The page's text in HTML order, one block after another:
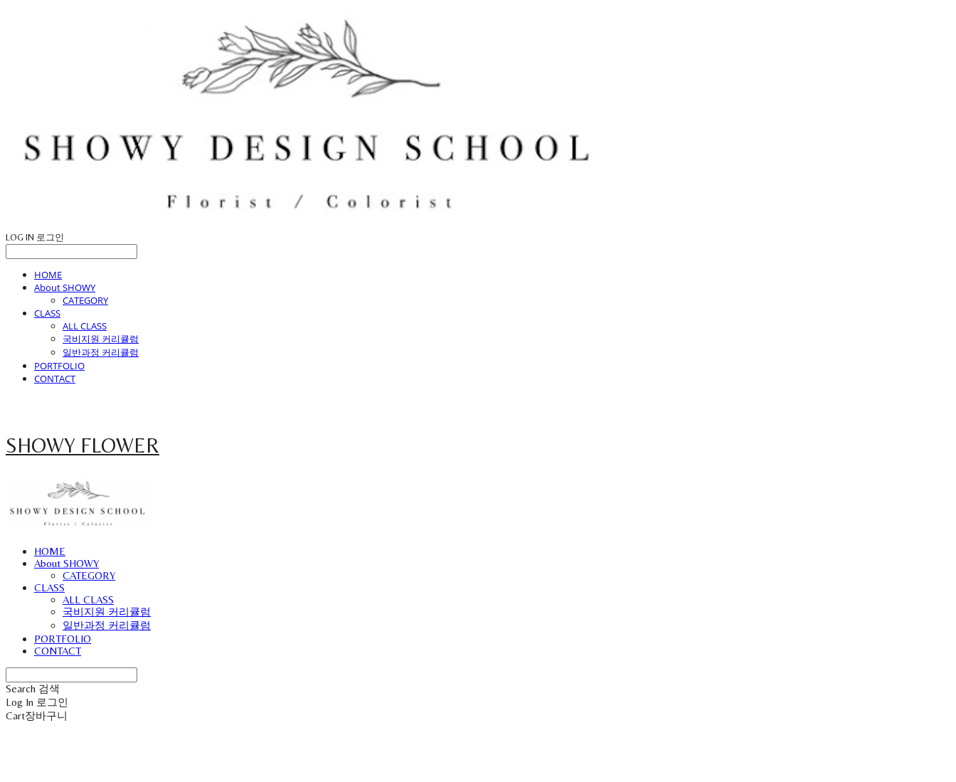
LOG IN 로그인
HOME
About SHOWY
CATEGORY
CLASS
ALL CLASS
국비지원 커리큘럼
일반과정 커리큘럼
PORTFOLIO
CONTACT
SHOWY FLOWER
HOME
About SHOWY
CATEGORY
CLASS
ALL CLASS
국비지원 커리큘럼
일반과정 커리큘럼
PORTFOLIO
CONTACT
Search 검색
Log In 로그인
Cart장바구니